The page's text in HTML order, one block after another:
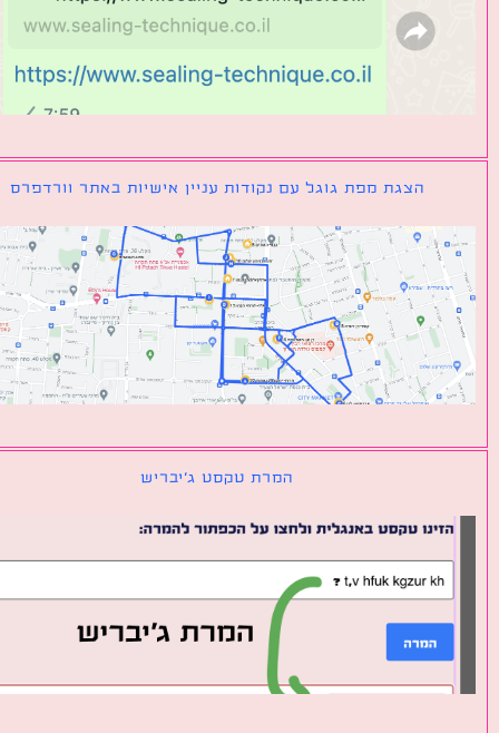
הצגת מפת גוגל עם נקודות עניין אישיות באתר וורדפרס
המרת טקסט ג׳יבריש